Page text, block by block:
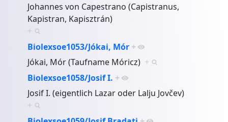
Johannes von Capestrano (Capistranus,
Kapistran, Kapisztrán)
+
Biolexsoe1053/Jókai, Mór +
Jókai, Mór (Taufname Móricz) +
Biolexsoe1058/Josif I. +
Josif I. (eigentlich Lazar oder Lalju Jovčev)
+